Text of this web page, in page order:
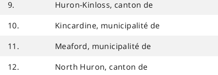
9.
Huron-Kinloss, canton de
10.
Kincardine, municipalité de
11.
Meaford, municipalité de
12.
North Huron, canton de